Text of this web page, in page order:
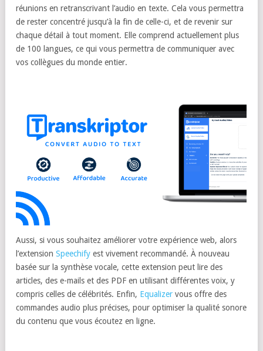
réunions en retranscrivant l’audio en texte. Cela vous permettra
de rester concentré jusqu’à la fin de celle-ci, et de revenir sur
chaque détail à tout moment. Elle comprend actuellement plus
de 100 langues, ce qui vous permettra de communiquer avec
vos collègues du monde entier.
Aussi, si vous souhaitez améliorer votre expérience web, alors
l’extension Speechify est vivement recommandé. À nouveau
basée sur la synthèse vocale, cette extension peut lire des
articles, des e-mails et des PDF en utilisant différentes voix, y
compris celles de célébrités. Enfin, Equalizer vous offre des
commandes audio plus précises, pour optimiser la qualité sonore
du contenu que vous écoutez en ligne.